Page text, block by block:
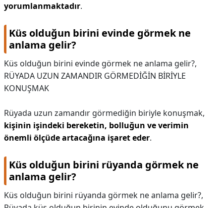
yorumlanmaktadır.
Küs olduğun birini evinde görmek ne
anlama gelir?
Küs olduğun birini evinde görmek ne anlama gelir?,
RÜYADA UZUN ZAMANDIR GÖRMEDİĞİN BİRİYLE
KONUŞMAK
Rüyada uzun zamandır görmediğin biriyle konuşmak,
kişinin işindeki bereketin, bolluğun ve verimin
önemli ölçüde artacağına işaret eder.
Küs olduğun birini rüyanda görmek ne
anlama gelir?
Küs olduğun birini rüyanda görmek ne anlama gelir?,